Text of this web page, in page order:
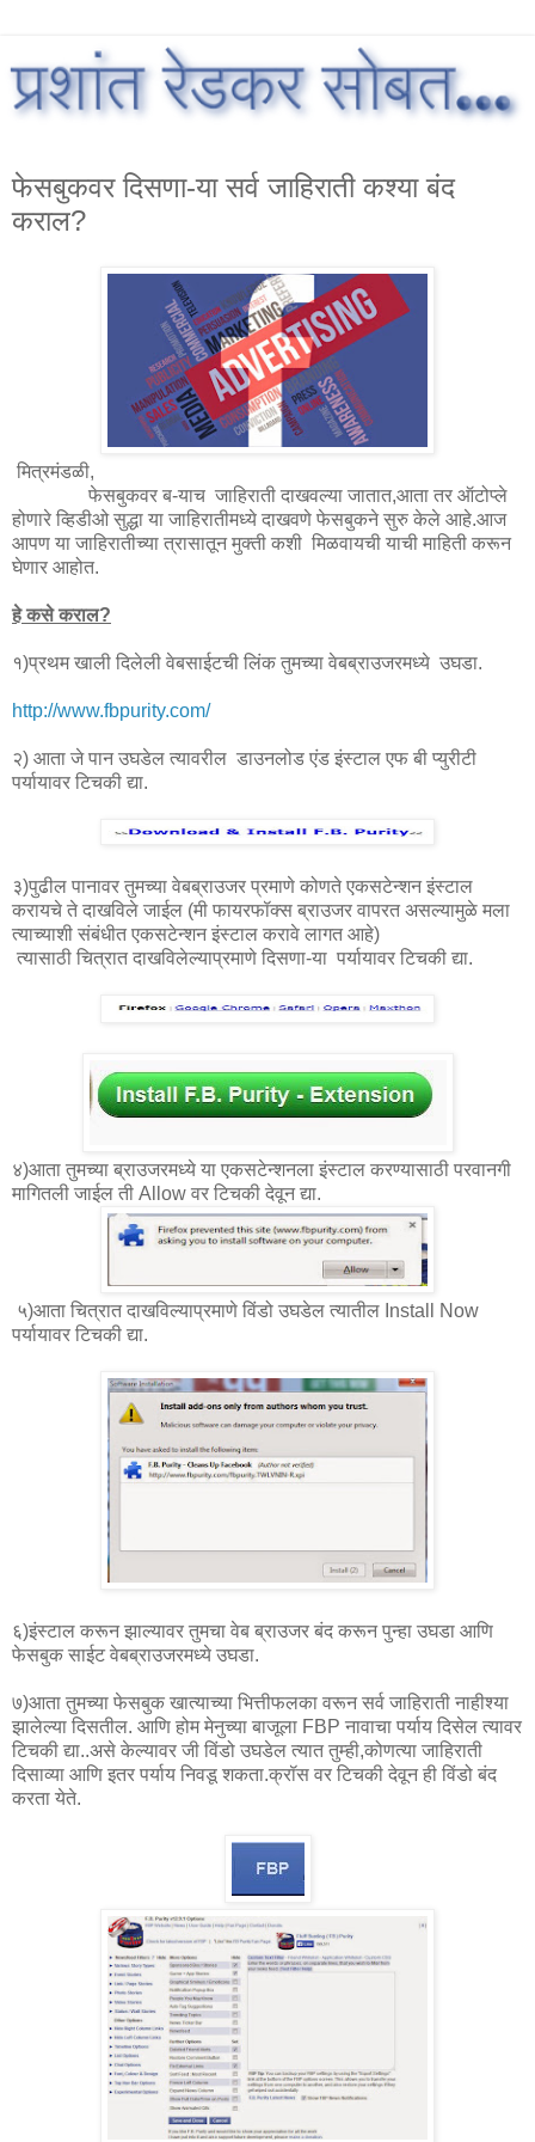
फेसबुकवर दिसणा-या सर्व जाहिराती कश्या बंद
कराल?
मित्रमंडळी,
फेसबुकवर ब-याच जाहिराती दाखवल्या जातात,आता तर ऑटोप्ले
होणारे व्हिडीओ सुद्धा या जाहिरातीमध्ये दाखवणे फेसबुकने सुरु केले आहे.आज
आपण या जाहिरातीच्या त्रासातून मुक्ती कशी मिळवायची याची माहिती करून
घेणार आहोत.
हे कसे कराल?
१)प्रथम खाली दिलेली वेबसाईटची लिंक तुमच्या वेबब्राउजरमध्ये उघडा.
http://www.fbpurity.com/
२) आता जे पान उघडेल त्यावरील डाउनलोड एंड इंस्टाल एफ बी प्युरीटी
पर्यायावर टिचकी द्या.
३)पुढील पानावर तुमच्या वेबब्राउजर प्रमाणे कोणते एकसटेन्शन इंस्टाल
करायचे ते दाखविले जाईल (मी फायरफॉक्स ब्राउजर वापरत असल्यामुळे मला
त्याच्याशी संबंधीत एकसटेन्शन इंस्टाल करावे लागत आहे)
त्यासाठी चित्रात दाखविलेल्याप्रमाणे दिसणा-या पर्यायावर टिचकी द्या.
४)आता तुमच्या ब्राउजरमध्ये या एकसटेन्शनला इंस्टाल करण्यासाठी परवानगी
मागितली जाईल ती Allow वर टिचकी देवून द्या.
५)आता चित्रात दाखविल्याप्रमाणे विंडो उघडेल त्यातील Install Now
पर्यायावर टिचकी द्या.
६)इंस्टाल करून झाल्यावर तुमचा वेब ब्राउजर बंद करून पुन्हा उघडा आणि
फेसबुक साईट वेबब्राउजरमध्ये उघडा.
७)आता तुमच्या फेसबुक खात्याच्या भित्तीफलका वरून सर्व जाहिराती नाहीश्या
झालेल्या दिसतील. आणि होम मेनुच्या बाजूला FBP नावाचा पर्याय दिसेल त्यावर
टिचकी द्या..असे केल्यावर जी विंडो उघडेल त्यात तुम्ही,कोणत्या जाहिराती
दिसाव्या आणि इतर पर्याय निवडू शकता.क्रॉस वर टिचकी देवून ही विंडो बंद
करता येते.